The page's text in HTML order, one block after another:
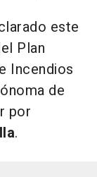
este
Plan
Incendios
de
por
.